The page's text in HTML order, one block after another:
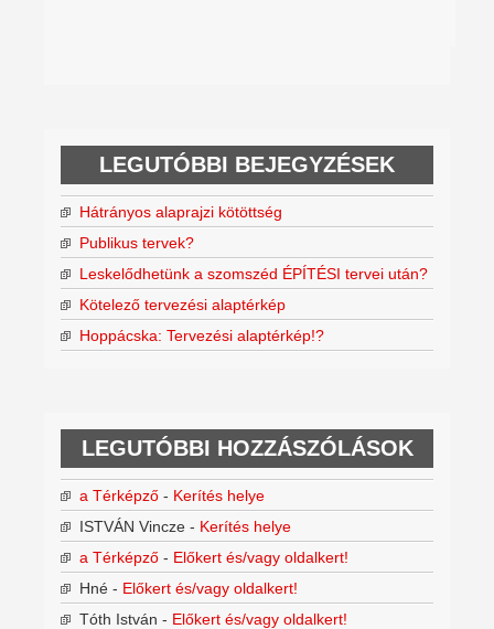
LEGUTÓBBI BEJEGYZÉSEK
Hátrányos alaprajzi kötöttség
Publikus tervek?
Leskelődhetünk a szomszéd ÉPÍTÉSI tervei után?
Kötelező tervezési alaptérkép
Hoppácska: Tervezési alaptérkép!?
LEGUTÓBBI HOZZÁSZÓLÁSOK
a Térképző - Kerítés helye
ISTVÁN Vincze - Kerítés helye
a Térképző - Előkert és/vagy oldalkert!
Hné - Előkert és/vagy oldalkert!
Tóth István - Előkert és/vagy oldalkert!